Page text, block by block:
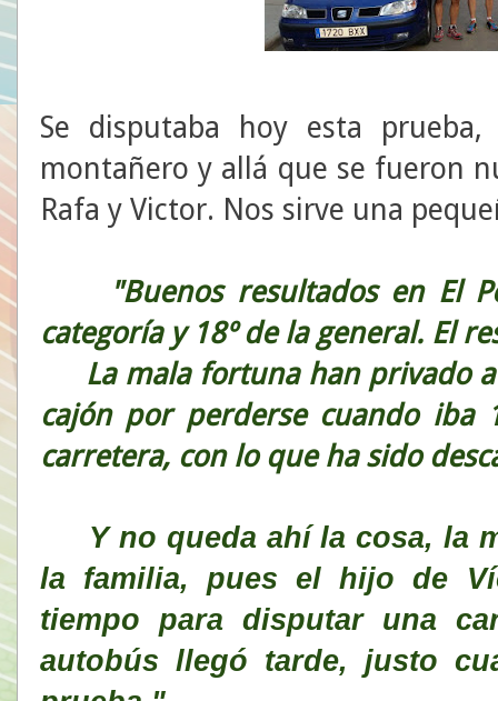
Se disputaba hoy esta
montañero y allá que se fueron
Rafa y Victor. Nos sirve una
"Buenos resultados en El
categoría y 18º de la general. El
La mala fortuna han privado a
cajón por perderse cuando iba
carretera, con lo que ha sido
Y no queda ahí la cosa, la
la familia, pues el hijo de
tiempo para disputar una
autobús llegó tarde, justo